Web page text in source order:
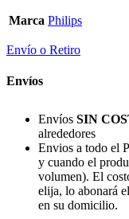
Marca Philips
Envío o Retiro
Envíos
Envíos SIN
alrededores
Envios a todo el
y cuando el
volumen). El
elija, lo abonará
en su domicilio.